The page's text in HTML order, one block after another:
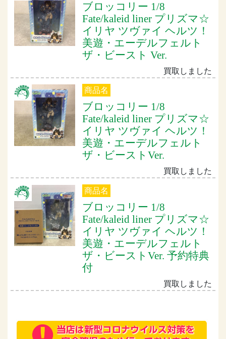
ブロッコリー 1/8
Fate/kaleid liner プリズマ☆
イリヤ ツヴァイ ヘルツ！
美遊・エーデルフェルト
ザ・ビースト Ver.
買取しました
商品名
ブロッコリー 1/8
Fate/kaleid liner プリズマ☆
イリヤ ツヴァイ ヘルツ！
美遊・エーデルフェルト
ザ・ビーストVer.
買取しました
商品名
ブロッコリー 1/8
Fate/kaleid liner プリズマ☆
イリヤ ツヴァイ ヘルツ！
美遊・エーデルフェルト
ザ・ビーストVer. 予約特典
付
買取しました